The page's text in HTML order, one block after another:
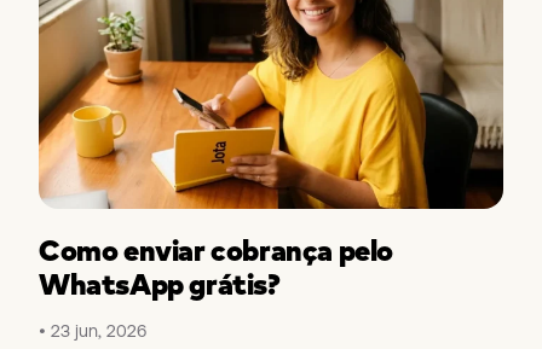
Como enviar cobrança pelo
WhatsApp grátis?
23 jun, 2026